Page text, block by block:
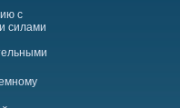
с
силами